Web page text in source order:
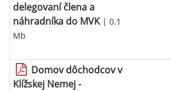
delegovaní člena a
náhradníka do MVK| 0.1
Mb
Domov dôchodcov v
Klížskej Nemej -